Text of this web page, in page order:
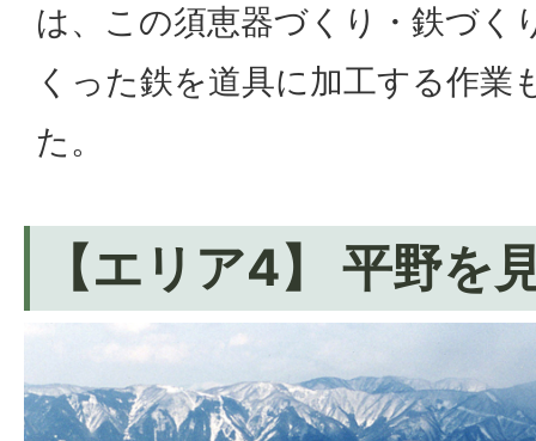
は、この須恵器づくり・鉄づく
くった鉄を道具に加工する作業
た。
【エリア4】 平野を